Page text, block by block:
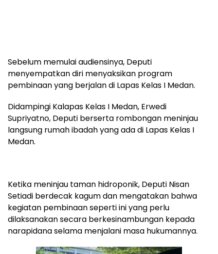
Sebelum memulai audiensinya, Deputi
menyempatkan diri menyaksikan program
pembinaan yang berjalan di Lapas Kelas I Medan.
Didampingi Kalapas Kelas I Medan, Erwedi
Supriyatno, Deputi berserta rombongan meninjau
langsung rumah ibadah yang ada di Lapas Kelas I
Medan.
Ketika meninjau taman hidroponik, Deputi Nisan
Setiadi berdecak kagum dan mengatakan bahwa
kegiatan pembinaan seperti ini yang perlu
dilaksanakan secara berkesinambungan kepada
narapidana selama menjalani masa hukumannya.